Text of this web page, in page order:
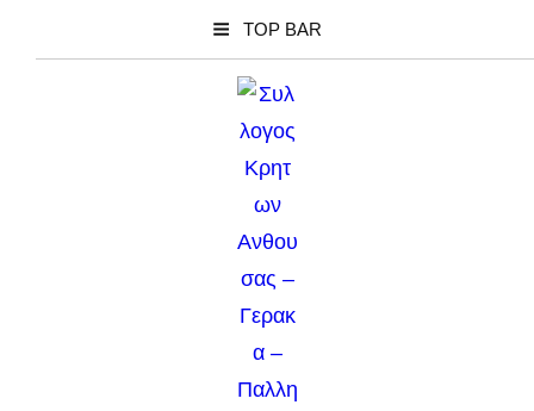
TOP BAR